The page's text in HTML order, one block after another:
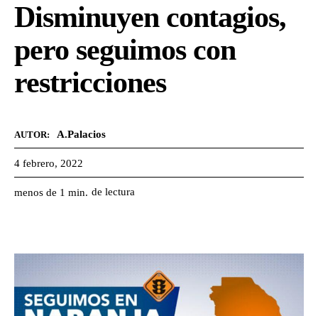
Disminuyen contagios,
pero seguimos con
restricciones
AUTOR: A.Palacios
4 febrero, 2022
menos de 1 min. de lectura